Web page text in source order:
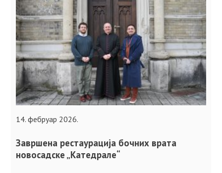
14. фебруар 2026.
Завршена рестаурација бочних врата
новосадске „Катедрале“